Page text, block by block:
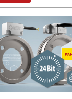
D
r
e
g
e
b
e
r